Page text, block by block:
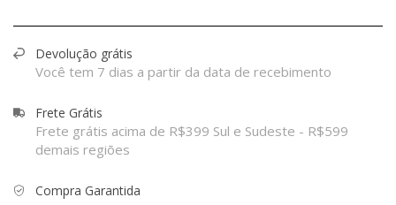
Devolução grátis
Você tem 7 dias a partir da data de recebimento
Frete Grátis
Frete grátis acima de R$399 Sul e Sudeste - R$599
demais regiões
Compra Garantida